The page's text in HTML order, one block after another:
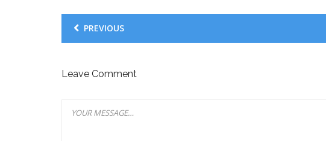
PREVIOUS
Leave Comment